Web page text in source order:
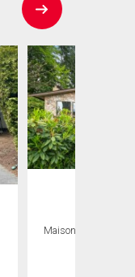
Maison